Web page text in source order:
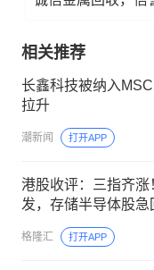
相关推荐
长鑫科技被纳入
拉升
潮新闻 打开APP
港股收评：三指齐涨
发，存储半导体股急
格隆汇 打开APP